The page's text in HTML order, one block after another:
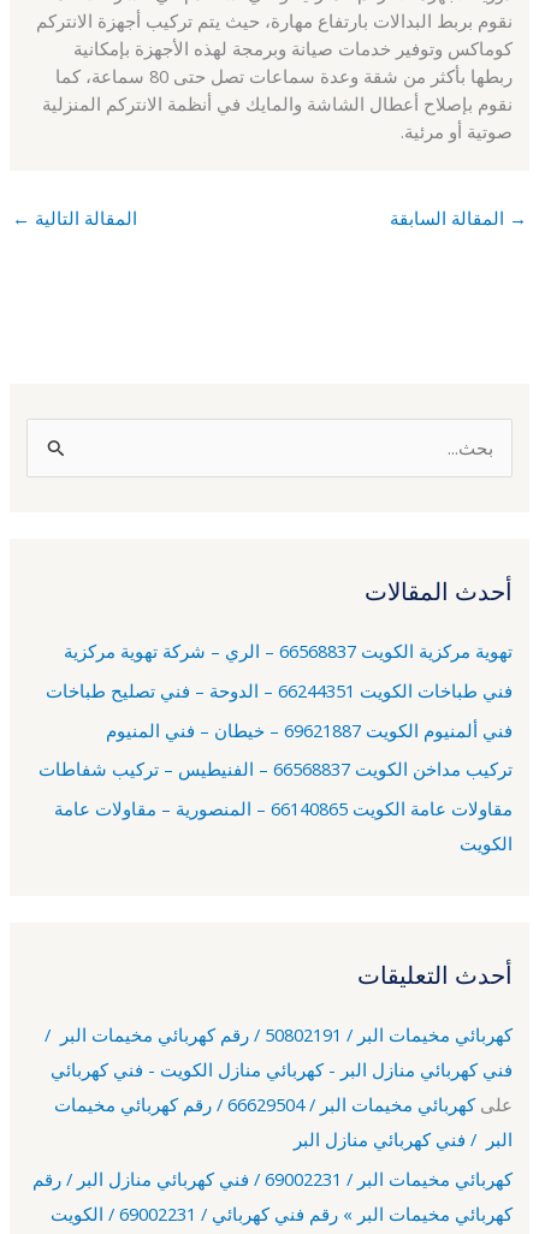
نقوم بربط البدالات بارتفاع مهارة، حيث يتم تركيب أجهزة الانتركم
كوماكس وتوفير خدمات صيانة وبرمجة لهذه الأجهزة بإمكانية
ربطها بأكثر من شقة وعدة سماعات تصل حتى 80 سماعة، كما
نقوم بإصلاح أعطال الشاشة والمايك في أنظمة الانتركم المنزلية
صوتية أو مرئية.
→ المقالة السابقة المقالة التالية ←
ث
ن
:
أحدث المقالات
تهوية مركزية الكويت 66568837 – الري – شركة تهوية مركزية
فني طباخات الكويت 66244351 – الدوحة – فني تصليح طباخات
فني ألمنيوم الكويت 69621887 – خيطان – فني المنيوم
تركيب مداخن الكويت 66568837 – الفنيطيس – تركيب شفاطات
مقاولات عامة الكويت 66140865 – المنصورية – مقاولات عامة
الكويت
أحدث التعليقات
كهربائي مخيمات البر / 50802191 / رقم كهربائي مخيمات البر /
فني كهربائي منازل البر - كهربائي منازل الكويت - فني كهربائي
على
كهربائي مخيمات البر / 66629504 / رقم كهربائي مخيمات
البر / فني كهربائي منازل البر
كهربائي مخيمات البر / 69002231 / فني كهربائي منازل البر / رقم
كهربائي مخيمات البر » رقم فني كهربائي / 69002231 / الكويت